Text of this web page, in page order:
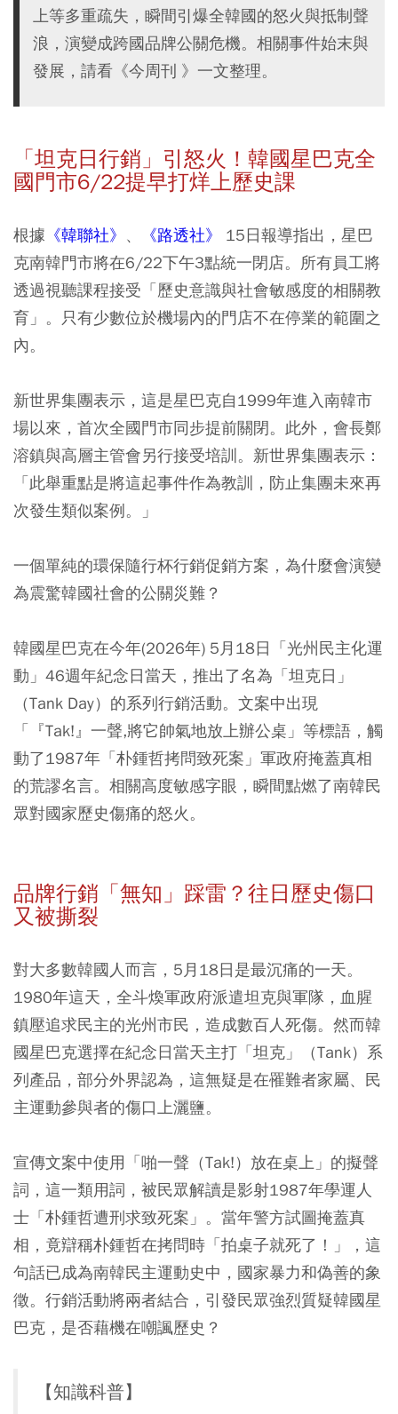
上等多重疏失，瞬間引爆全韓國的怒火與抵制聲
浪，演變成跨國品牌公關危機。相關事件始末與
發展，請看《今周刊 》一文整理。
「坦克日行銷」引怒火！韓國星巴克全
國門市6/22提早打烊上歷史課
根據 《韓聯社》 、 《路透社》
15日報導指出，星巴
克南韓門市將在6/22下午3點統一閉店。所有員工將
透過視聽課程接受「歷史意識與社會敏感度的相關教
育」。只有少數位於機場內的門店不在停業的範圍之
內。
新世界集團表示，這是星巴克自1999年進入南韓市
場以來，首次全國門市同步提前關閉。此外，會長鄭
溶鎮與高層主管會另行接受培訓。新世界集團表示：
「此舉重點是將這起事件作為教訓，防止集團未來再
次發生類似案例。」
一個單純的環保隨行杯行銷促銷方案，為什麼會演變
為震驚韓國社會的公關災難？
韓國星巴克在今年(2026年) 5月18日「光州民主化運
動」46週年紀念日當天，推出了名為「坦克日」
（Tank Day）的系列行銷活動。文案中出現
「『Tak!』一聲,將它帥氣地放上辦公桌」等標語，觸
動了1987年「朴鍾哲拷問致死案」軍政府掩蓋真相
的荒謬名言。相關高度敏感字眼，瞬間點燃了南韓民
眾對國家歷史傷痛的怒火。
品牌行銷「無知」踩雷？往日歷史傷口
又被撕裂
對大多數韓國人而言，5月18日是最沉痛的一天。
1980年這天，全斗煥軍政府派遣坦克與軍隊，血腥
鎮壓追求民主的光州市民，造成數百人死傷。然而韓
國星巴克選擇在紀念日當天主打「坦克」（Tank）系
列產品，部分外界認為，這無疑是在罹難者家屬、民
主運動參與者的傷口上灑鹽。
宣傳文案中使用「啪一聲（Tak!）放在桌上」的擬聲
詞，這一類用詞，被民眾解讀是影射1987年學運人
士「朴鍾哲遭刑求致死案」。當年警方試圖掩蓋真
相，竟辯稱朴鍾哲在拷問時「拍桌子就死了！」，這
句話已成為南韓民主運動史中，國家暴力和偽善的象
徵。行銷活動將兩者結合，引發民眾強烈質疑韓國星
巴克，是否藉機在嘲諷歷史？
【知識科普】